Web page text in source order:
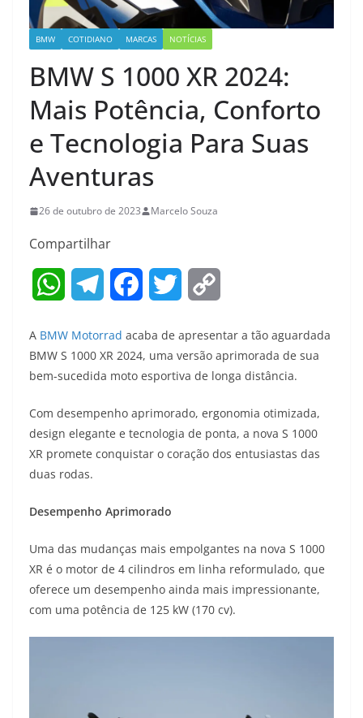
BMW COTIDIANO MARCAS NOTÍCIAS
BMW S 1000 XR 2024:
Mais Potência, Conforto
e Tecnologia Para Suas
Aventuras
26 de outubro de 2023 Marcelo Souza
Compartilhar
W
a
t
s
p
p
l
e
g
m
e
b
k
i
t
t
p
y
L
A BMW Motorrad acaba de apresentar a tão aguardada
BMW S 1000 XR 2024, uma versão aprimorada de sua
bem-sucedida moto esportiva de longa distância.
Com desempenho aprimorado, ergonomia otimizada,
design elegante e tecnologia de ponta, a nova S 1000
XR promete conquistar o coração dos entusiastas das
duas rodas.
Desempenho Aprimorado
Uma das mudanças mais empolgantes na nova S 1000
XR é o motor de 4 cilindros em linha reformulado, que
oferece um desempenho ainda mais impressionante,
com uma potência de 125 kW (170 cv).